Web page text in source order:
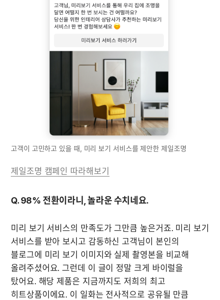
고객이 고민하고 있을 때, 미리 보기 서비스를 제안한 제일조명
제일조명 캠페인 따라해보기
Q. 98% 전환이라니, 놀라운 수치네요.
미리 보기 서비스의 만족도가 그만큼 높은거죠. 미리 보기
서비스를 받아 보시고 감동하신 고객님이 본인의
블로그에 미리 보기 이미지와 실제 촬영본을 비교해
올려주셨어요. 그런데 이 글이 정말 크게 바이럴을
탔어요. 해당 제품은 지금까지도 저희의 최고
히트상품이에요. 이 일화는 전사적으로 공유될 만큼